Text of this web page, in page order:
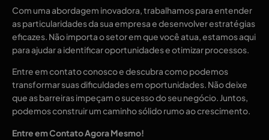
Com uma abordagem inovadora, trabalhamos para entender
as particularidades da sua empresa e desenvolver estratégias
eficazes. Não importa o setor em que você atua, estamos aqui
para ajudar a identificar oportunidades e otimizar processos.
Entre em contato conosco e descubra como podemos
transformar suas dificuldades em oportunidades. Não deixe
que as barreiras impeçam o sucesso do seu negócio. Juntos,
podemos construir um caminho sólido rumo ao crescimento.
Entre em Contato Agora Mesmo!